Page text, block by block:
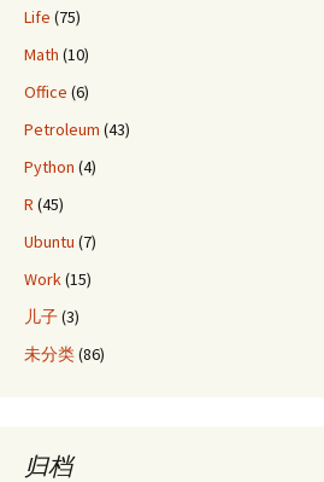
Life (75)
Math (10)
Office (6)
Petroleum (43)
Python (4)
R (45)
Ubuntu (7)
Work(15)
儿子(3)
未分类(86)
归档